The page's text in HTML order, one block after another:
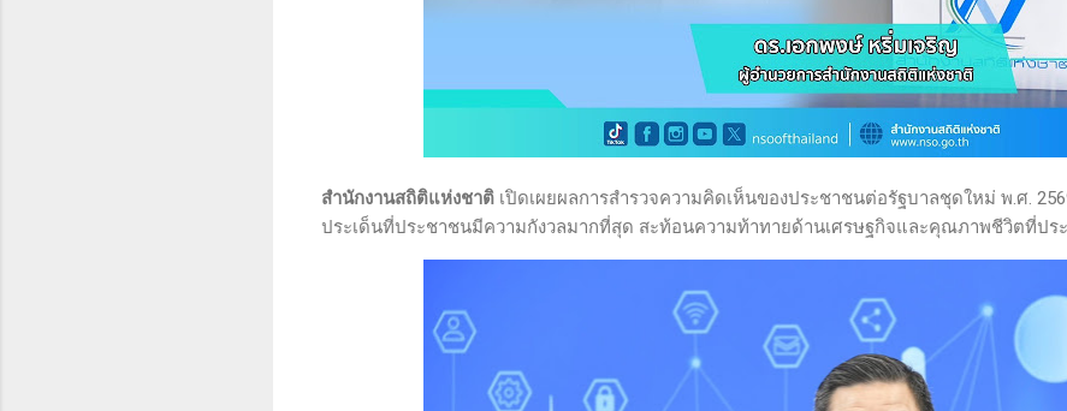
สำนักงานสถิติแห่งชาติ เปิดเผยผลการสำรวจความคิดเห็นของประชาชนต่อรัฐบาลชุดใหม่ พ.ศ.
ประเด็นที่ประชาชนมีความกังวลมากที่สุด สะท้อนความท้าทายด้านเศรษฐกิจและคุณภาพชีวิตที่ป